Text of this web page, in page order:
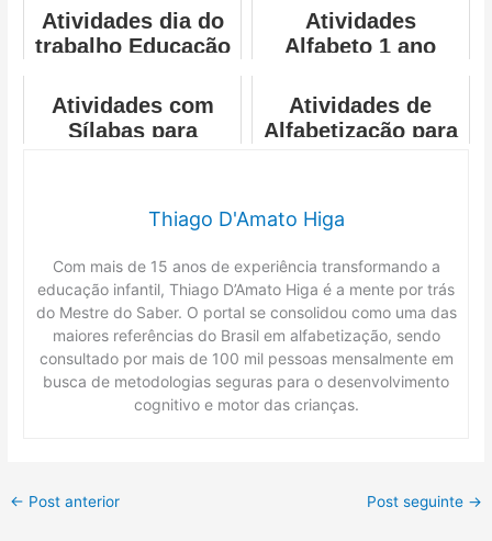
Atividades dia do
trabalho Educação
Atividades
Alfabeto 1 ano
Atividades com
Sílabas para
Atividades de
Alfabetização para
Thiago D'Amato Higa
Com mais de 15 anos de experiência transformando a
educação infantil, Thiago D’Amato Higa é a mente por trás
do Mestre do Saber. O portal se consolidou como uma das
maiores referências do Brasil em alfabetização, sendo
consultado por mais de 100 mil pessoas mensalmente em
busca de metodologias seguras para o desenvolvimento
cognitivo e motor das crianças.
← Post anterior Post seguinte →